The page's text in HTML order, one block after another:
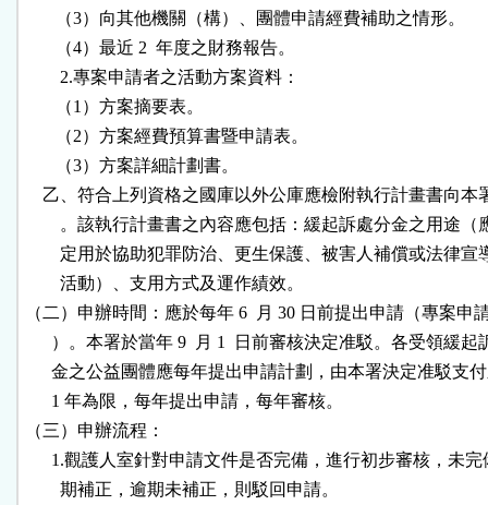
       （3）向其他機關（構）、團體申請經費補助之情形。
       （4）最近 2  年度之財務報告。
        2.專案申請者之活動方案資料：
       （1）方案摘要表。
       （2）方案經費預算書暨申請表。
       （3）方案詳細計劃書。
乙、符合上列資格之國庫以外公庫應檢附執行計畫書向本
。該執行計畫書之內容應包括：緩起訴處分金之用途（
定用於協助犯罪防治、更生保護、被害人補償或法律宣
        活動）、支用方式及運作績效。
（二）申辦時間：應於每年 6  月 30 日前提出申請（專案申
）。本署於當年 9  月 1  日前審核決定准駁。各受領緩起
金之公益團體應每年提出申請計劃，由本署決定准駁支
      1 年為限，每年提出申請，每年審核。
（三）申辦流程：
1.觀護人室針對申請文件是否完備，進行初步審核，未
        期補正，逾期未補正，則駁回申請。